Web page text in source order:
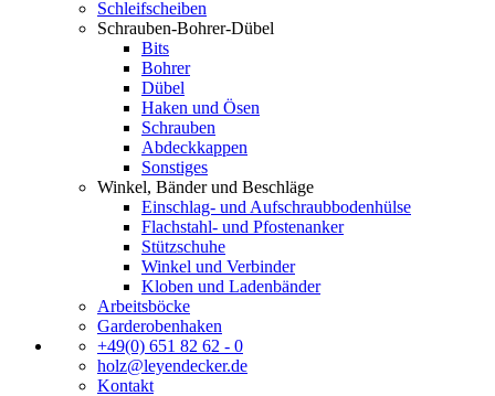
Schleifscheiben
Schrauben-Bohrer-Dübel
Bits
Bohrer
Dübel
Haken und Ösen
Schrauben
Abdeckkappen
Sonstiges
Winkel, Bänder und Beschläge
Einschlag- und Aufschraubbodenhülse
Flachstahl- und Pfostenanker
Stützschuhe
Winkel und Verbinder
Kloben und Ladenbänder
Arbeitsböcke
Garderobenhaken
+49(0) 651 82 62 - 0
holz@leyendecker.de
Kontakt